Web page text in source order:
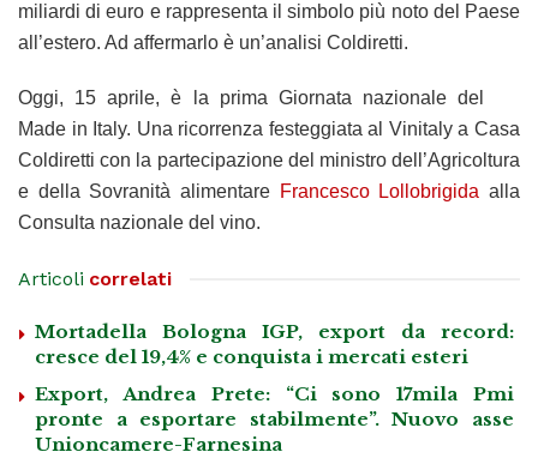
miliardi di euro e rappresenta il simbolo più noto del Paese
all’estero. Ad affermarlo è un’analisi Coldiretti.
Oggi, 15 aprile, è la prima Giornata nazionale del
Made in Italy. Una ricorrenza festeggiata al Vinitaly a Casa
Coldiretti con la partecipazione del ministro dell’Agricoltura
e della Sovranità alimentare Francesco Lollobrigida alla
Consulta nazionale del vino.
Articoli correlati
Mortadella Bologna IGP, export da record:
cresce del 19,4% e conquista i mercati esteri
Export, Andrea Prete: “Ci sono 17mila Pmi
pronte a esportare stabilmente”. Nuovo asse
Unioncamere-Farnesina